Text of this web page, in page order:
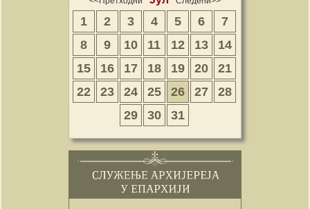
1 2 3 4 5 6
7
8
9 10 11 12 13
14
15
16 17 18 19 20
21
22
23 24 25 26 27
28
29
30 31